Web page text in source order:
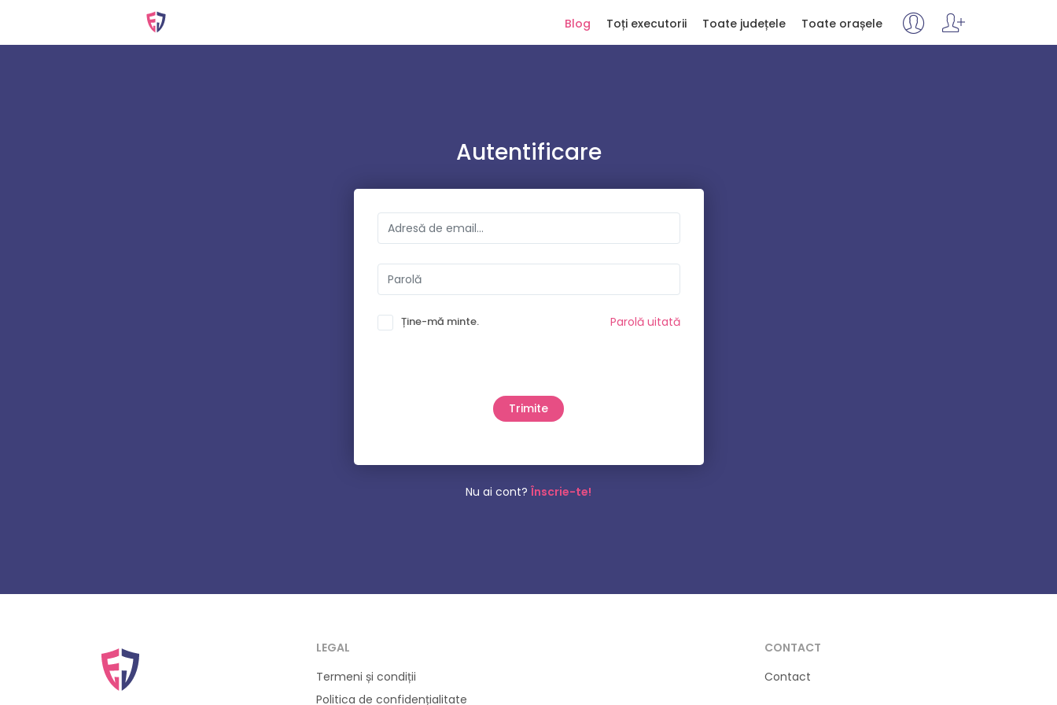
Blog Toți executorii Toate județele Toate orașele
Autentificare
Ține-mă minte. Parolă uitată
Nu ai cont? Înscrie-te!
LEGAL
Termeni și condiții
Politica de confidențialitate
CONTACT
Contact